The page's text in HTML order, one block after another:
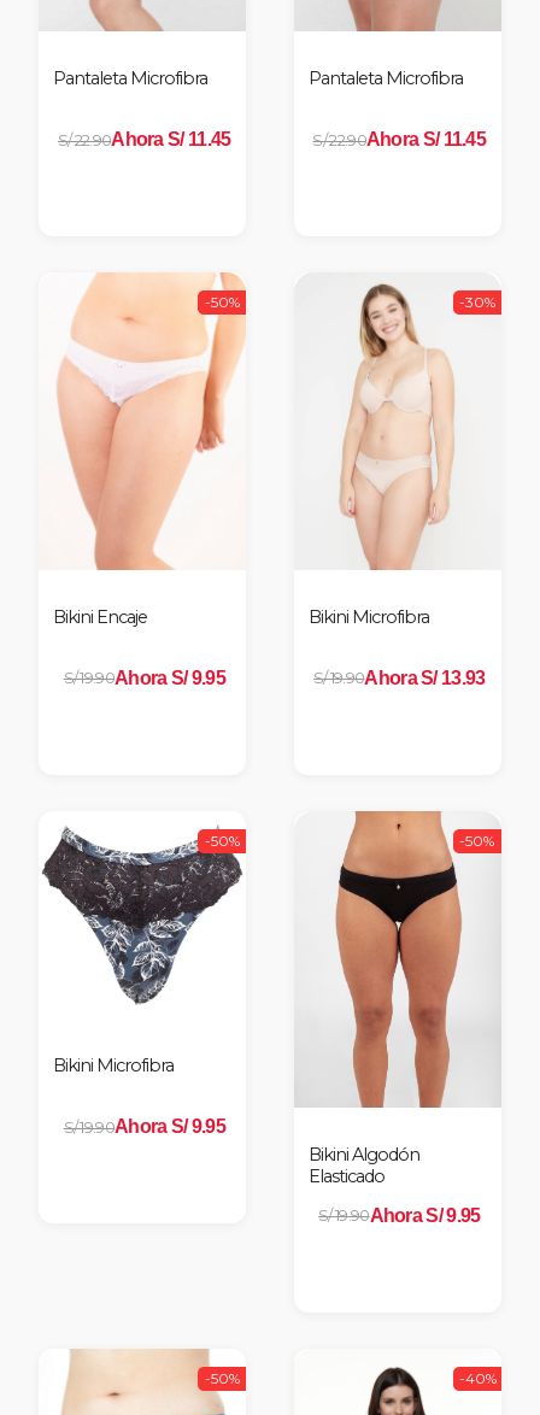
Pantaleta Microfibra
S/ 22.90Ahora S/ 11.45
Pantaleta Microfibra
S/ 22.90Ahora S/ 11.45
-50%
Bikini Encaje
S/ 19.90Ahora S/ 9.95
-30%
Bikini Microfibra
S/ 19.90Ahora S/ 13.93
-50%
Bikini Microfibra
S/ 19.90Ahora S/ 9.95
-50%
Bikini Algodón
Elasticado
S/ 19.90Ahora S/ 9.95
-50% -40%